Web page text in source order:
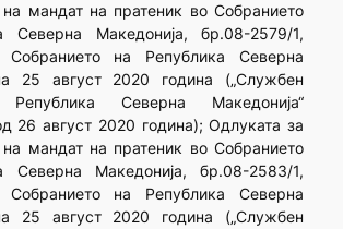
на мандат на пратеник во Собранието
Северна Македонија, бр.08-2579/1,
на Република Северна
25 август 2020 година („Службен
Северна Македонија“
26 август 2020 година); Одлуката за
на мандат на пратеник во Собранието
Северна Македонија, бр.08-2583/1,
на Република Северна
25 август 2020 година („Службен